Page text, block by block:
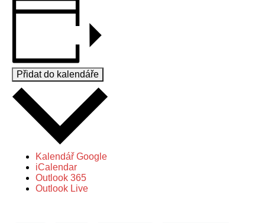
Přidat do kalendáře
Kalendář Google
iCalendar
Outlook 365
Outlook Live